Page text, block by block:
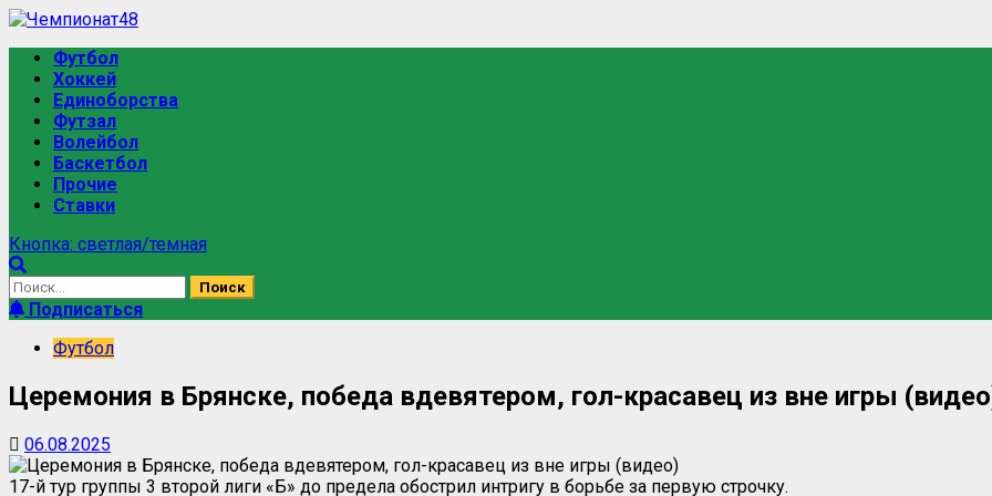
Футбол
Хоккей
Единоборства
Футзал
Волейбол
Баскетбол
Прочие
Ставки
Кнопка: светлая/темная
Подписаться
Футбол
Церемония в Брянске, победа вдевятером, гол-красавец из вне игры
06.08.2025
17-й тур группы 3 второй лиги «Б» до предела обострил интригу в борьбе за первую строчку.